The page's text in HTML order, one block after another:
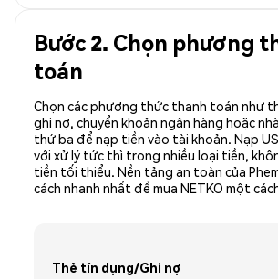
Bước 2. Chọn phương
toán
Chọn các phương thức thanh toán như
ghi nợ, chuyển khoản ngân hàng hoặc
thứ ba để nạp tiền vào tài khoản. Nạp
với xử lý tức thì trong nhiều loại tiền,
tiền tối thiểu. Nền tảng an toàn của
cách nhanh nhất để mua NETKO một
Thẻ tín dụng/Ghi nợ